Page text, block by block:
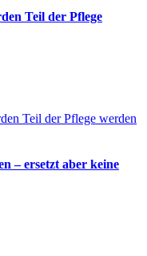
Teil der Pflege
– ersetzt aber keine